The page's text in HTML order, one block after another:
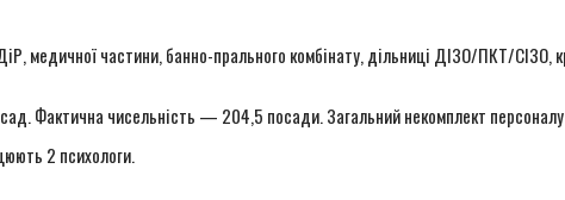
медичної частини, банно-прального комбінату, дільниці ДІЗО/ПКТ/СІЗО,
Фактична чисельність — 204,5 посади. Загальний некомплект
2 психологи.